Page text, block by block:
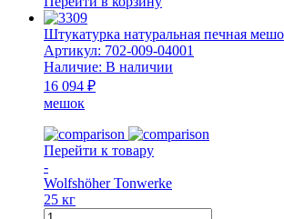
печная
Universal
Plus
25
кг
мешок
WT
Штукатурка натуральная печная
Артикул: 702-009-04001
Наличие: В наличии
16 094 ₽
мешок
Перейти к товару
-
Wolfshöher Tonwerke
25 кг
Количество